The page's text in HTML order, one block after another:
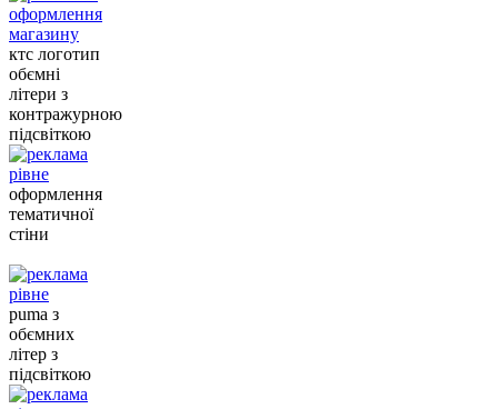
ктс логотип
обємні
літери з
контражурною
підсвіткою
оформлення
тематичної
стіни
puma з
обємних
літер з
підсвіткою